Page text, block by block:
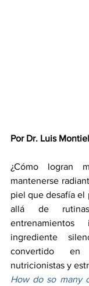
Por Dr. Luis Montiel
¿Cómo logran
mantenerse
piel que desafía el
allá de
ingrediente
convertido
nutricionistas y
How do so many